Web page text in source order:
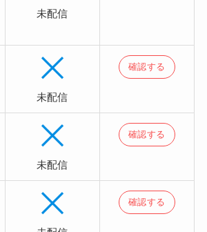
未配信
未配信
確認する
未配信
確認する
確認する